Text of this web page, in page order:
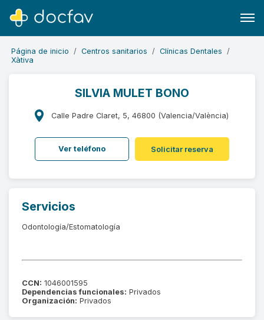
Página de inicio Centros sanitarios
Clínicas Dentales
Xàtiva
SILVIA MULET BONO
Calle Padre Claret, 5, 46800 (Valencia/València)
Ver teléfono Solicitar reserva
Servicios
Odontología/Estomatología
CCN: 1046001595
Dependencias funcionales: Privados
Organización: Privados